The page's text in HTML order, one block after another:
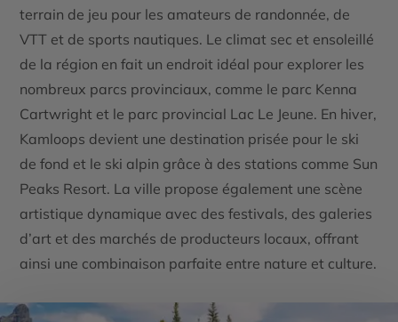
terrain de jeu pour les amateurs de randonnée, de
VTT et de sports nautiques. Le climat sec et ensoleillé
de la région en fait un endroit idéal pour explorer les
nombreux parcs provinciaux, comme le parc Kenna
Cartwright et le parc provincial Lac Le Jeune. En hiver,
Kamloops devient une destination prisée pour le ski
de fond et le ski alpin grâce à des stations comme Sun
Peaks Resort. La ville propose également une scène
artistique dynamique avec des festivals, des galeries
d’art et des marchés de producteurs locaux, offrant
ainsi une combinaison parfaite entre nature et culture.